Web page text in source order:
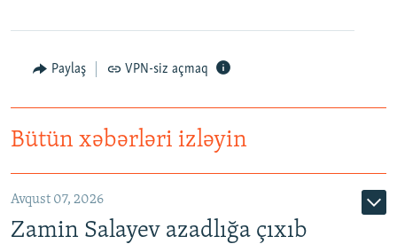
Paylaş VPN-siz açmaq
Bütün xəbərləri izləyin
Avqust 07, 2026
Zamin Salayev azadlığa çıxıb